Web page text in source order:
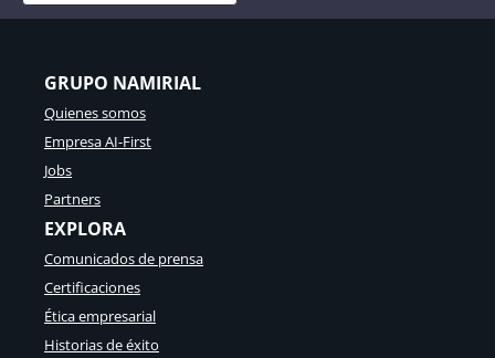
AAPP
con
Namirial
GRUPO NAMIRIAL
Quienes somos
Empresa AI-First
Jobs
Partners
EXPLORA
Comunicados de prensa
Certificaciones
Ética empresarial
Historias de éxito